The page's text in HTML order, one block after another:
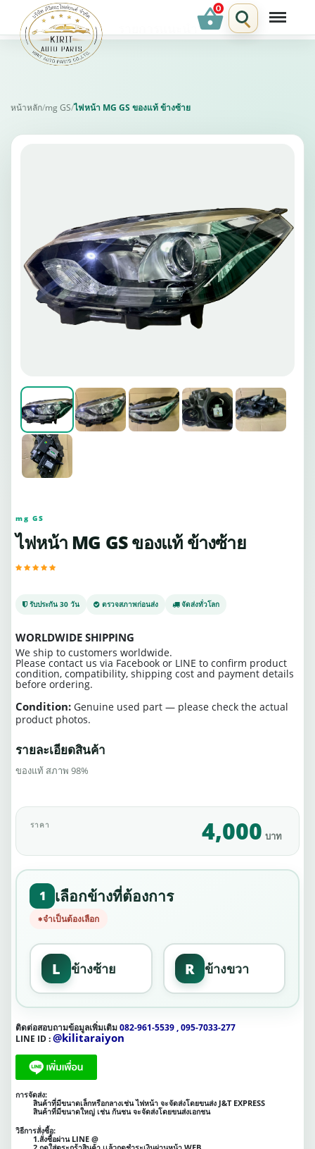
shopping_basket
หน้าหลัก/mg GS/ไฟหน้า MG GS ของแท้ ข้างซ้าย
mg GS
ไฟหน้า MG GS ของแท้ ข้างซ้าย
รับประกัน 30 วัน ตรวจสภาพก่อนส่ง จัดส่งทั่วโลก
WORLDWIDE SHIPPING
We ship to customers worldwide.
Please contact us via Facebook or LINE to confirm product
condition, compatibility, shipping cost and payment details
before ordering.
Condition: Genuine used part — please check the actual
product photos.
รายละเอียดสินค้า
ของแท้ สภาพ 98%
ราคา 4,000 บาท
1 เลือกข้างที่ต้องการ
จำเป็นต้องเลือก
L ข้างซ้าย R ข้างขวา
ติดต่อสอบถามข้อมูลเพิ่มเติม082-961-5539 , 095-7033-277
LINE ID :@kilitaraiyon
การจัดส่ง:
สินค้าที่มีขนาดเล็กหรือกลางเช่น ไฟหน้า จะจัดส่งโดยขนส่ง J&T EXPRESS
สินค้าที่มีขนาดใหญ่ เช่น กันชน จะจัดส่งโดยขนส่งเอกชน
วิธีการสั่งซื้อ:
1.สั่งซื้อผ่าน LINE @